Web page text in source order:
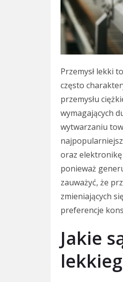
Przemysł lekki
często
przemysłu
wymagających
wytwarzaniu
oraz elektronikę
ponieważ
zauważyć, że
zmieniających
preferencje
Jakie